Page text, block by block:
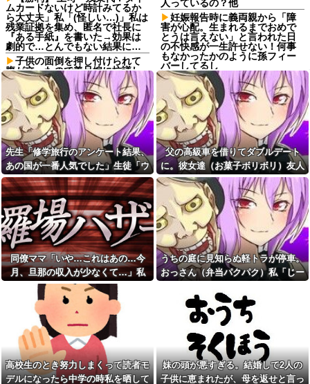
ムカードないけど時計みてるか
ら大丈夫」私「(怪しい…)」私は
残業証拠を集め、匿名で社長に
『ある手紙』を書いた→効果は
劇的で…とんでもない結果に…
子供の面倒を押し付けられて
腹が立ったので義兄嫁に抗議し
たら、なぜか向こうも物凄く怒
っている→全て私の旦那のせい
だった
ショートスリーバー堀大輔さ
ん、とんでもない事になるｗｗ
ｗｗｗｗｗｗ
【画像】付き合いたて彼女
「ごめーんちょびっツ散らかっ
てるけど上がって～！」←お前
らだったらコレ別れる
か？？？？？
【画像】35歳でおばあちゃん
になったギャルさん、可愛過ぎ
て嫉妬不可避w w w w w w w w
w w w
【衝撃】「史上最大のデマ、
流言飛語」と聞いて思いつくの
は？→大体一致する件w w w w
w w w
【画像】ワイ底辺期間工の夕
食がこちらｗｗｗｗｗ
友人の親が営む店で車を購入
しただけなのに、友人から「裏
切った」と責められるようにな
った理由が理解できず…
マックの招待券を使おうとし
たら店員に番号を聞かれた。激
怒した僕は「どうしてくれんね
人っているの？他
妊娠報告時に義両親から「障
害が心配。生まれるまでおめで
とうは言えない」と言われた日
の不快感が一生許せない！何事
もなかったかのように孫フィー
バーしてるし
職場の60代女パートが若手か
らうるせえクソ婆と言われたと
相談があって、20代男の部下を
注意した
○○大学と聞いたら何をイメー
ジしますか？
氷色のすずか！！ 第30話
私「今夜は刺身だけど食べに
来る？」彼氏「行く！」→新鮮
な物を食べさせたいので彼氏が
来てから捌き始めたら「うう
ぇ・・・グロ・・・それ本当に
食べるの？」
「伏線回収すげえ！」より
「え、これ伏線だったのか
よ…」って後から気づく展開の
方が好き
妊娠報告時に義両親から「障
害が心配。生まれるまでおめで
の不快感が一生許せない！何事
もなかったかのように孫フィー
バーしてるし
まだ仔猫だから、up画像見て
は「大人になったらこんな感じ
になるかな」ってニヤニヤして
しまう【再】
私「夫がギャンブル依存症で
先生「修学旅行のアンケート結果、
あの国が一番人気でした」生徒「ウ
ソだ！沖縄や北海道が人気だっ
た！」→トンデモナイことに・・・
父の高級車を借りてダブルデート
に。彼女達（お菓子ボリボリ）友人
「人の車の中だぞ。やめろ」→する
と…
同僚ママ「いや…これはあの…今
月、旦那の収入が少なくて…」私
「はい？」→ 同僚ママが隠したもの
を見ると・・・
うちの庭に見知らぬ軽トラが停車。
おっさん（弁当パクパク）私「じー
ードで出て行ったと思ったら…
高校生のとき努力しまくって読者モ
デルになったら中学の時私を晒して
妹の頭が悪すぎる。結婚して2人の
子供に恵まれたが、母を返せと言っ